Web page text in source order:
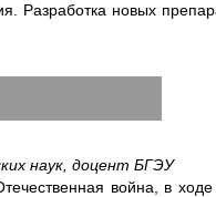
Разработка новых
наук, доцент БГЭУ
война, в